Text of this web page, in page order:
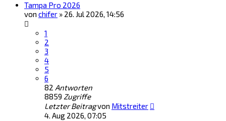
Tampa Pro 2026
von chifer » 26. Jul 2026, 14:56
1
2
3
4
5
6
82 Antworten
8859 Zugriffe
Letzter Beitragvon Mitstreiter
4. Aug 2026, 07:05